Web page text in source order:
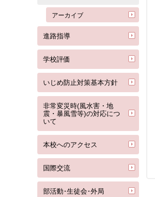
アーカイブ
進路指導
学校評価
いじめ防止対策基本方針
非常変災時(風水害・地
震・暴風雪等)の対応につ
いて
本校へのアクセス
国際交流
部活動･生徒会･外局